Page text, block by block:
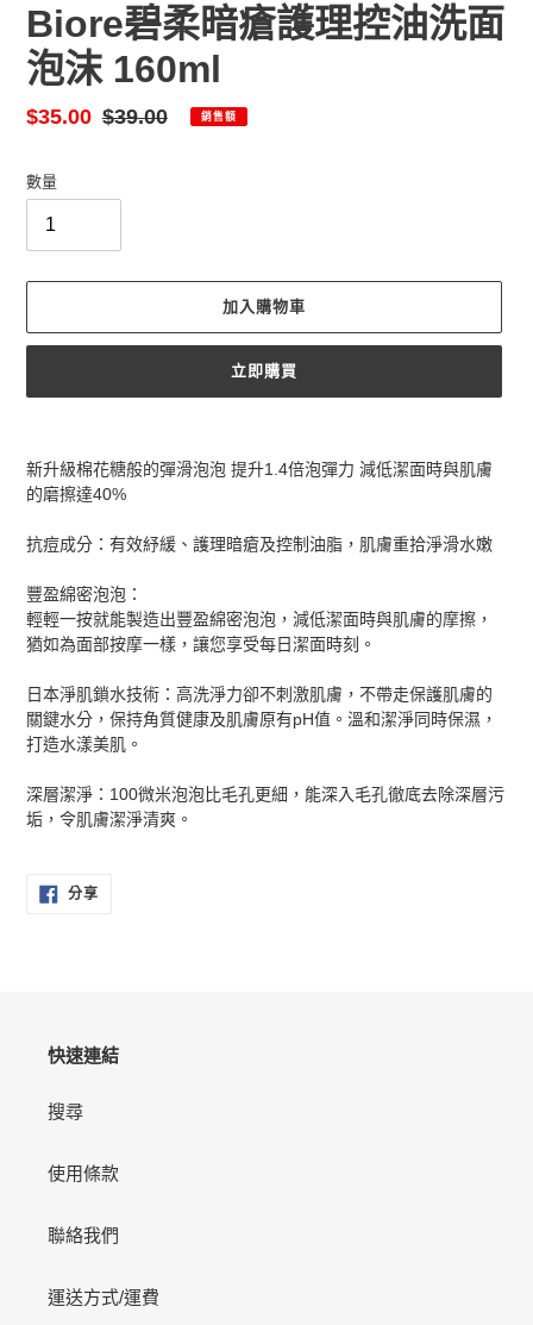
Biore碧柔暗瘡護理控油洗面
泡沫 160ml
售
$35.00 定
$39.00 銷售額
數量
加入購物車
立即購買
在
將
產
品
加
入
您
的
購
車
新升級棉花糖般的彈滑泡泡 提升1.4倍泡彈力 減低潔面時與肌膚
的磨擦達40%
抗痘成分：有效紓緩、護理暗瘡及控制油脂，肌膚重拾淨滑水嫩
豐盈綿密泡泡：
輕輕一按就能製造出豐盈綿密泡泡，減低潔面時與肌膚的摩擦，
猶如為面部按摩一樣，讓您享受每日潔面時刻。
日本淨肌鎖水技術：高洗淨力卻不刺激肌膚，不帶走保護肌膚的
關鍵水分，保持角質健康及肌膚原有pH值。溫和潔淨同時保濕，
打造水漾美肌。
深層潔淨：100微米泡泡比毛孔更細，能深入毛孔徹底去除深層污
垢，令肌膚潔淨清爽。
分享分
快速連結
搜尋
使用條款
聯絡我們
運送方式/運費